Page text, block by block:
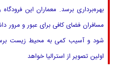
بهر‌ه‌برداری برسد. معماران این
مسافران فضای کافی برای عبور و مرور
شود و آسیب کمی به محیط زیست
اولین تصویر از استرالیا خواهد